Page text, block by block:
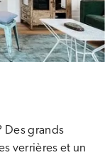
Des grands
verrières et un